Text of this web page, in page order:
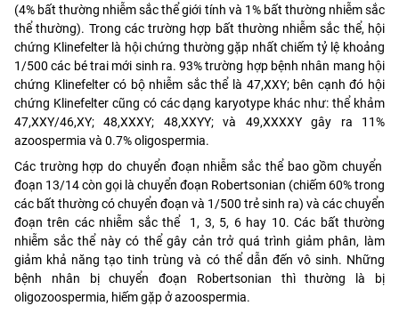
(4% bất thường nhiễm sắc thể giới tính và 1% bất thường nhiễm sắc
thể thường). Trong các trường hợp bất thường nhiễm sắc thể, hội
chứng Klinefelter là hội chứng thường gặp nhất chiếm tỷ lệ khoảng
1/500 các bé trai mới sinh ra. 93% trường hợp bệnh nhân mang hội
chứng Klinefelter có bộ nhiễm sắc thể là 47,XXY; bên cạnh đó hội
chứng Klinefelter cũng có các dạng karyotype khác như: thể khảm
47,XXY/46,XY; 48,XXXY; 48,XXYY; và 49,XXXXY gây ra 11%
azoospermia và 0.7% oligospermia.
Các trường hợp do chuyển đoạn nhiễm sắc thể bao gồm chuyển
đoạn 13/14 còn gọi là chuyển đoạn Robertsonian (chiếm 60% trong
các bất thường có chuyển đoạn và 1/500 trẻ sinh ra) và các chuyển
đoạn trên các nhiễm sắc thể 1, 3, 5, 6 hay 10. Các bất thường
nhiễm sắc thể này có thể gây cản trở quá trình giảm phân, làm
giảm khả năng tạo tinh trùng và có thể dẫn đến vô sinh. Những
bệnh nhân bị chuyển đoạn Robertsonian thì thường là bị
oligozoospermia, hiếm gặp ở azoospermia.